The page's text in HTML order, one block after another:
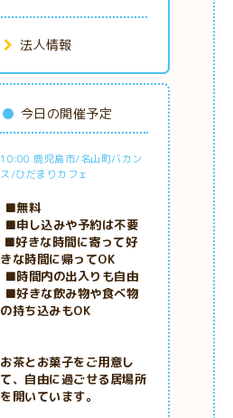
法人情報
今日の開催予定
10:00 鹿児島市/名山町バカン
ス/ひだまりカフェ
■無料
■申し込みや予約は不要
■好きな時間に寄って好
きな時間に帰ってOK
■時間内の出入りも自由
■好きな飲み物や食べ物
の持ち込みもOK
お茶とお菓子をご用意し
て、自由に過ごせる居場所
を開いています。